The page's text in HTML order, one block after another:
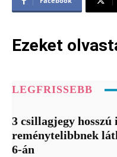
Ezeket
LEGFRISSEBB
3 csillagjegy
reménytelibbnek
6-án